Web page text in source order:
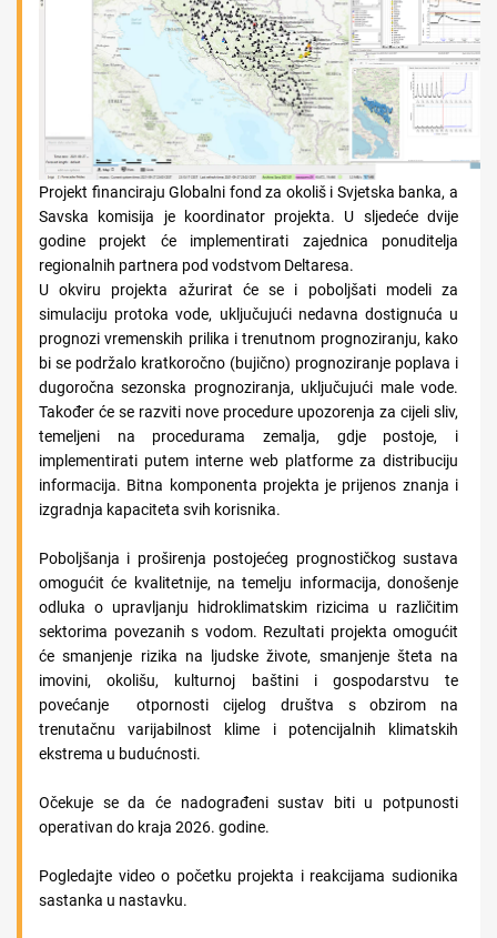
Projekt financiraju Globalni fond za okoliš i Svjetska banka, a
Savska komisija je koordinator projekta. U sljedeće dvije
godine projekt će implementirati zajednica ponuditelja
regionalnih partnera pod vodstvom Deltaresa.
U okviru projekta ažurirat će se i poboljšati modeli za
simulaciju protoka vode, uključujući nedavna dostignuća u
prognozi vremenskih prilika i trenutnom prognoziranju, kako
bi se podržalo kratkoročno (bujično) prognoziranje poplava i
dugoročna sezonska prognoziranja, uključujući male vode.
Također će se razviti nove procedure upozorenja za cijeli sliv,
temeljeni na procedurama zemalja, gdje postoje, i
implementirati putem interne web platforme za distribuciju
informacija. Bitna komponenta projekta je prijenos znanja i
izgradnja kapaciteta svih korisnika.
Poboljšanja i proširenja postojećeg prognostičkog sustava
omogućit će kvalitetnije, na temelju informacija, donošenje
odluka o upravljanju hidroklimatskim rizicima u različitim
sektorima povezanih s vodom. Rezultati projekta omogućit
će smanjenje rizika na ljudske živote, smanjenje šteta na
imovini, okolišu, kulturnoj baštini i gospodarstvu te
povećanje otpornosti cijelog društva s obzirom na
trenutačnu varijabilnost klime i potencijalnih klimatskih
ekstrema u budućnosti.
Očekuje se da će nadograđeni sustav biti u potpunosti
operativan do kraja 2026. godine.
Pogledajte video o početku projekta i reakcijama sudionika
sastanka u nastavku.